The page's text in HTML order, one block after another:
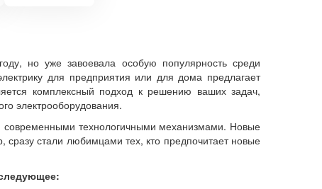
но уже завоевала особую популярность среди
для предприятия или для дома предлагает
комплексный подход к решению ваших задач,
электрооборудования.
современными технологичными механизмами. Новые
стали любимцами тех, кто предпочитает новые